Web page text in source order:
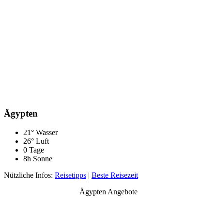
Ägypten
21° Wasser
26° Luft
0 Tage
8h Sonne
Nützliche Infos: Reisetipps | Beste Reisezeit
Ägypten Angebote